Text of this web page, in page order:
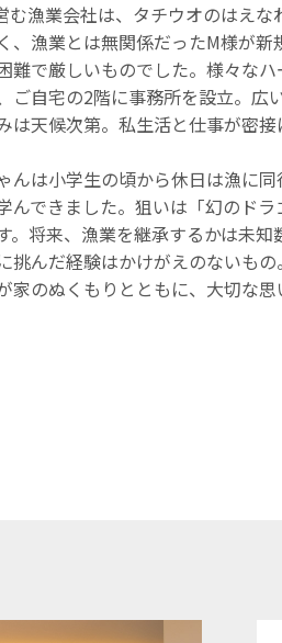
む漁業会社は、タチウオのはえな
、漁業とは無関係だったM様が新
難で厳しいものでした。様々な
ご自宅の2階に事務所を設立。広
は天候次第。私生活と仕事が密接
んは小学生の頃から休日は漁に
んできました。狙いは「幻のド
。将来、漁業を継承するかは未
挑んだ経験はかけがえのないも
家のぬくもりとともに、大切な思